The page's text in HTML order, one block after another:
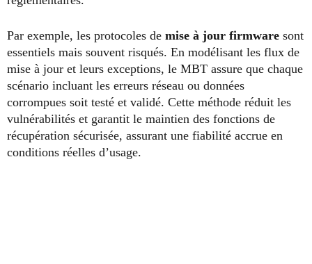
Par exemple, les protocoles de mise à jour firmware sont
essentiels mais souvent risqués. En modélisant les flux de
mise à jour et leurs exceptions, le MBT assure que chaque
scénario incluant les erreurs réseau ou données
corrompues soit testé et validé. Cette méthode réduit les
vulnérabilités et garantit le maintien des fonctions de
récupération sécurisée, assurant une fiabilité accrue en
conditions réelles d’usage.